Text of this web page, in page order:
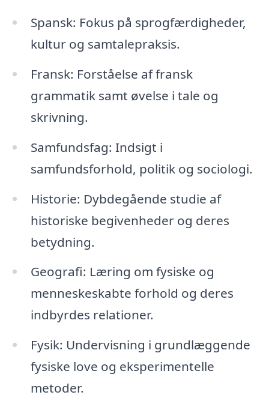
Spansk: Fokus på sprogfærdigheder,
kultur og samtalepraksis.
Fransk: Forståelse af fransk
grammatik samt øvelse i tale og
skrivning.
Samfundsfag: Indsigt i
samfundsforhold, politik og sociologi.
Historie: Dybdegående studie af
historiske begivenheder og deres
betydning.
Geografi: Læring om fysiske og
menneskeskabte forhold og deres
indbyrdes relationer.
Fysik: Undervisning i grundlæggende
fysiske love og eksperimentelle
metoder.